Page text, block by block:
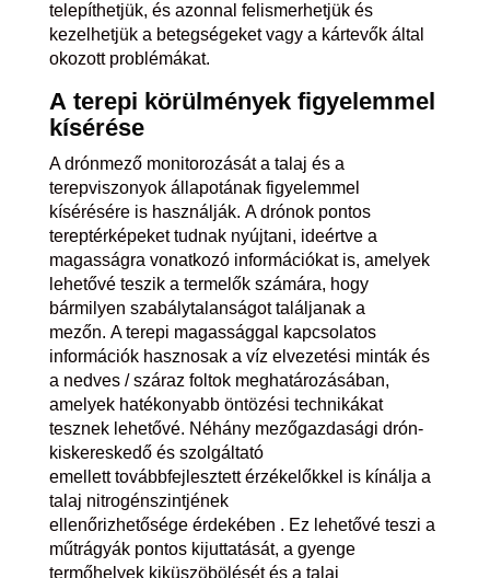
telepíthetjük, és azonnal felismerhetjük és
kezelhetjük a betegségeket vagy a kártevők által
okozott problémákat.
A terepi körülmények figyelemmel
kísérése
A drónmező monitorozását a talaj és a
terepviszonyok állapotának figyelemmel
kísérésére is használják. A drónok pontos
tereptérképeket tudnak nyújtani, ideértve a
magasságra vonatkozó információkat is, amelyek
lehetővé teszik a termelők számára, hogy
bármilyen szabálytalanságot találjanak a
mezőn. A terepi magassággal kapcsolatos
információk hasznosak a víz elvezetési minták és
a nedves / száraz foltok meghatározásában,
amelyek hatékonyabb öntözési technikákat
tesznek lehetővé. Néhány mezőgazdasági drón-
kiskereskedő és szolgáltató
emellett továbbfejlesztett érzékelőkkel is kínálja a
talaj nitrogénszintjének
ellenőrizhetősége érdekében . Ez lehetővé teszi a
műtrágyák pontos kijuttatását, a gyenge
termőhelyek kiküszöbölését és a talaj